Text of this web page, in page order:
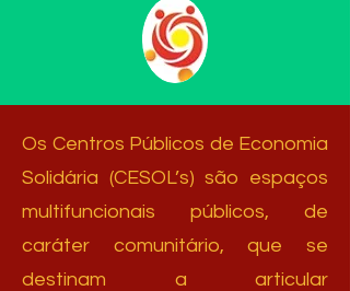
Os Centros Públicos de Economia
Solidária (CESOL’s) são espaços
multifuncionais públicos, de
caráter comunitário, que se
destinam a articular